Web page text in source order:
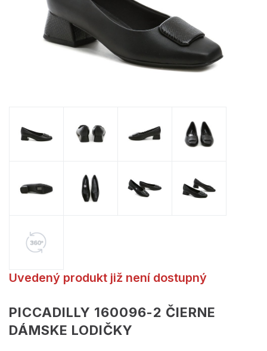
Uvedený produkt již není dostupný
PICCADILLY 160096-2 ČIERNE
DÁMSKE LODIČKY